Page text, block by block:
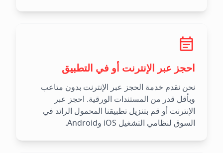
احجز عبر الإنترنت أو في التطبيق
نحن نقدم خدمة الحجز عبر الإنترنت بدون متاعب
وبأقل قدر من المستندات الورقية. احجز عبر
الإنترنت أو قم بتنزيل تطبيقنا المحمول الرائد في
السوق لنظامي التشغيل iOS وAndroid.